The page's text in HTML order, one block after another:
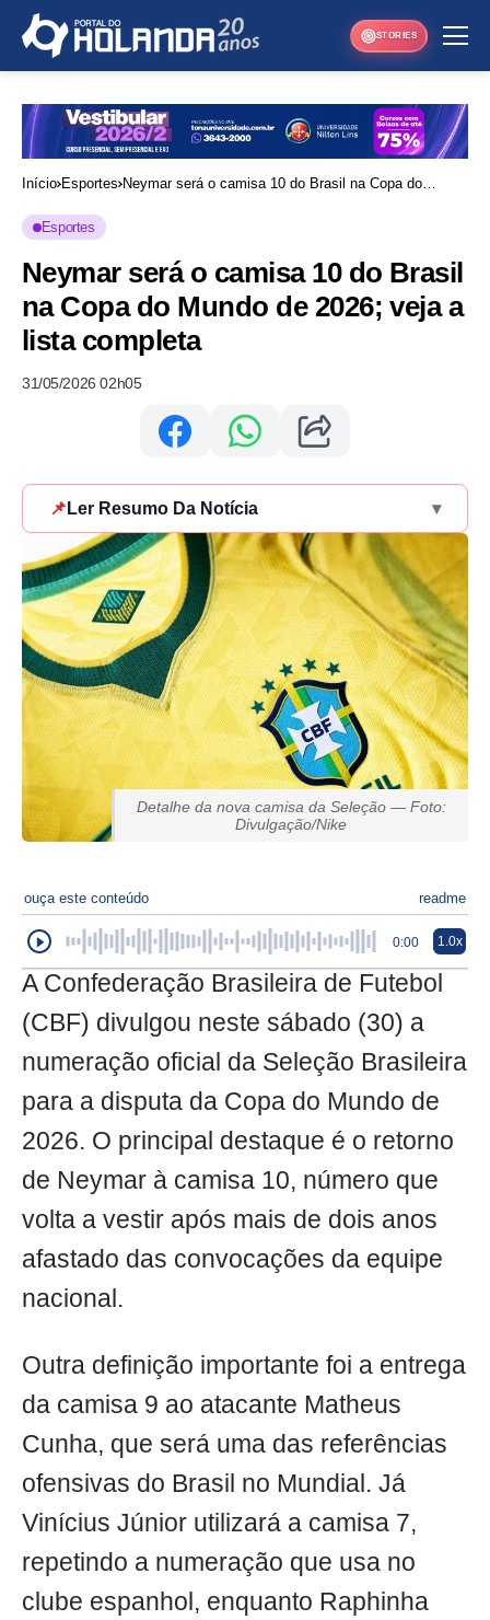
STORIES
Início Esportes Neymar será o camisa 10 do Brasil na Copa do
Esportes
Neymar será o camisa 10 do Brasil
na Copa do Mundo de 2026; veja a
lista completa
31/05/2026 02h05
📌 Ler Resumo Da Notícia ▾
Detalhe da nova camisa da Seleção — Foto:
Divulgação/Nike
ouça este conteúdo readme
0:00 1.0x
A Confederação Brasileira de Futebol
(CBF) divulgou neste sábado (30) a
numeração oficial da Seleção Brasileira
para a disputa da Copa do Mundo de
2026. O principal destaque é o retorno
de Neymar à camisa 10, número que
volta a vestir após mais de dois anos
afastado das convocações da equipe
nacional.
Outra definição importante foi a entrega
da camisa 9 ao atacante Matheus
Cunha, que será uma das referências
ofensivas do Brasil no Mundial. Já
Vinícius Júnior utilizará a camisa 7,
repetindo a numeração que usa no
clube espanhol, enquanto Raphinha